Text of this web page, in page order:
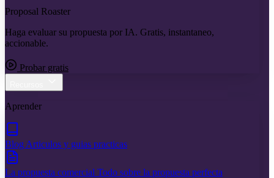
Proposal Roaster
Haga evaluar su propuesta por IA. Gratis, instantaneo,
accionable.
Probar gratis
Aprender
Blog Articulos y guias practicas
La propuesta comercial Todo sobre la propuesta perfecta